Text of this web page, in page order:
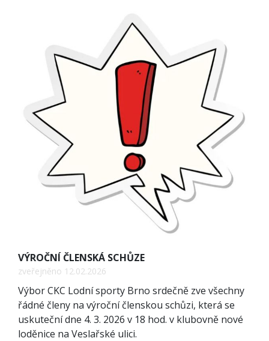
VÝROČNÍ ČLENSKÁ SCHŮZE
zveřejněno 12.02.2026
Výbor CKC Lodní sporty Brno srdečně zve všechny
řádné členy na výroční členskou schůzi, která se
uskuteční dne 4. 3. 2026 v 18 hod. v klubovně nové
loděnice na Veslařské ulici.